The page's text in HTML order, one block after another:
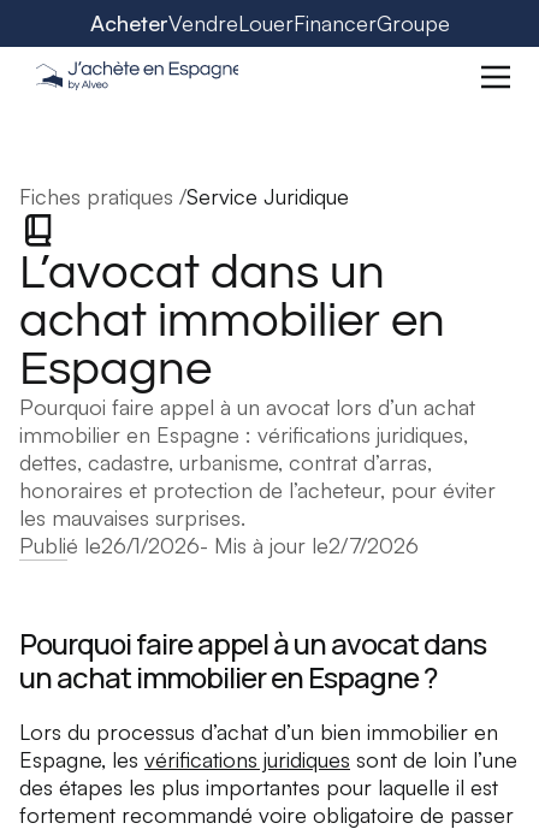
AcheterVendreLouerFinancerGroupe
Fiches pratiques /Service Juridique
L’avocat dans un
achat immobilier en
Espagne
Pourquoi faire appel à un avocat lors d’un achat
immobilier en Espagne : vérifications juridiques,
dettes, cadastre, urbanisme, contrat d’arras,
honoraires et protection de l’acheteur, pour éviter
les mauvaises surprises.
Publié le26/1/2026- Mis à jour le2/7/2026
Pourquoi faire appel à un avocat dans
un achat immobilier en Espagne ?
Lors du processus d’achat d’un bien immobilier en
Espagne, les vérifications juridiques sont de loin l’une
des étapes les plus importantes pour laquelle il est
fortement recommandé voire obligatoire de passer